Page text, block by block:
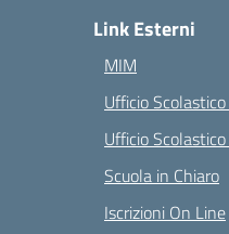
Link Esterni
MIM
Ufficio
Ufficio
Scuola in Chiaro
Iscrizioni On Line